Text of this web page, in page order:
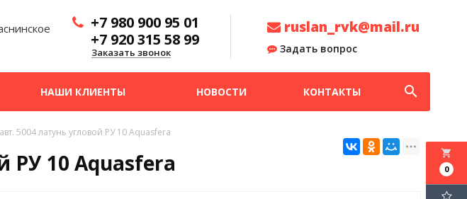
+7 980 900 95 01
+7 920 315 58 99
Заказать звонок
ruslan_rvk@mail.ru
Задать вопрос
НАШИ КЛИЕНТЫ НОВОСТИ КОНТАКТЫ search
5004 латунь угловой РУ 10 Aquasfera
РУ 10 Aquasfera local_grocery_store
0